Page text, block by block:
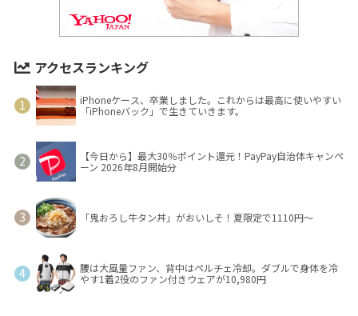
アクセスランキング
iPhoneケース、卒業しました。これからは最高に使いやすい
「iPhoneバック」で生きていきます。
【今日から】最大30％ポイント還元！PayPay自治体キャンペ
ーン 2026年8月開始分
「鬼おろし牛タン丼」がおいしそ！夏限定で1110円～
腰は大風量ファン、背中はペルチェ冷却。ダブルで身体を冷
やす1着2役のファン付きウェアが10,980円